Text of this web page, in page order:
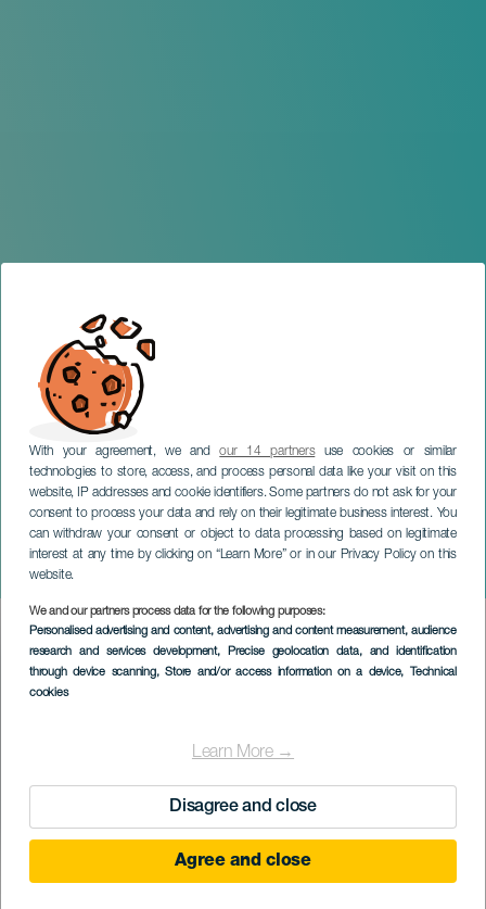
With your agreement, we andour 14 partnersuse cookies or similar
technologies to store, access, and process personal data like your visit on this
website, IP addresses and cookie identifiers. Some partners do not ask for your
consent to process your data and rely on their legitimate business interest. You
can withdraw your consent or object to data processing based on legitimate
interest at any time by clicking on “Learn More” or in our Privacy Policy on this
website.
We and our partners process data for the following purposes:
Personalised advertising and content, advertising and content measurement, audience
research and services development, Precise geolocation data, and identification
through device scanning, Store and/or access information on a device, Technical
cookies
Learn More →
Disagree and close
Agree and close
Vánoce v San Bartolomé
LANZAROTE
Imagen
Listado